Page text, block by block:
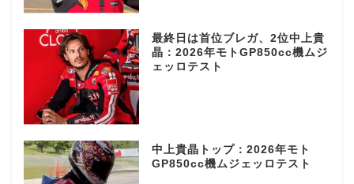
最終日は首位ブレガ、2位中上貴
晶：2026年モトGP850cc機ムジ
ェッロテスト
中上貴晶トップ：2026年モト
GP850cc機ムジェッロテスト